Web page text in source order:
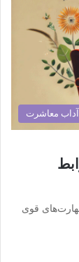
آداب معاشرت
قوی